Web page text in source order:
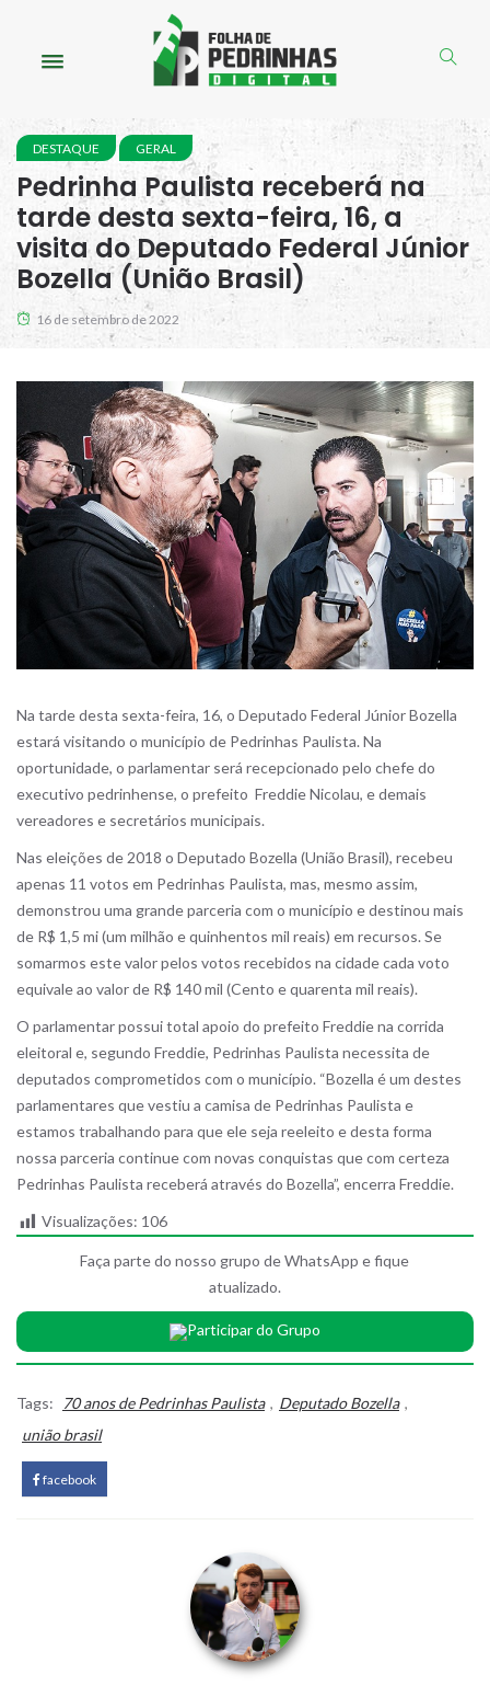
DESTAQUE GERAL
Pedrinha Paulista receberá na
tarde desta sexta-feira, 16, a
visita do Deputado Federal Júnior
Bozella (União Brasil)
16 de setembro de 2022
Na tarde desta sexta-feira, 16, o Deputado Federal Júnior Bozella
estará visitando o município de Pedrinhas Paulista. Na
oportunidade, o parlamentar será recepcionado pelo chefe do
executivo pedrinhense, o prefeito Freddie Nicolau, e demais
vereadores e secretários municipais.
Nas eleições de 2018 o Deputado Bozella (União Brasil), recebeu
apenas 11 votos em Pedrinhas Paulista, mas, mesmo assim,
demonstrou uma grande parceria com o município e destinou mais
de R$ 1,5 mi (um milhão e quinhentos mil reais) em recursos. Se
somarmos este valor pelos votos recebidos na cidade cada voto
equivale ao valor de R$ 140 mil (Cento e quarenta mil reais).
O parlamentar possui total apoio do prefeito Freddie na corrida
eleitoral e, segundo Freddie, Pedrinhas Paulista necessita de
deputados comprometidos com o município. “Bozella é um destes
parlamentares que vestiu a camisa de Pedrinhas Paulista e
estamos trabalhando para que ele seja reeleito e desta forma
nossa parceria continue com novas conquistas que com certeza
Pedrinhas Paulista receberá através do Bozella”, encerra Freddie.
Visualizações: 106
Faça parte do nosso grupo de WhatsApp e fique
atualizado.
Participar do Grupo
Tags: 70 anos de Pedrinhas Paulista , Deputado Bozella ,
união brasil
facebook